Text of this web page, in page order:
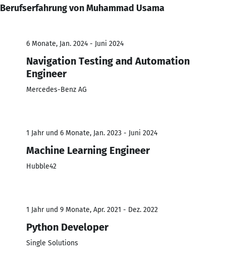
Berufserfahrung von Muhammad Usama
6 Monate, Jan. 2024 - Juni 2024
Navigation Testing and Automation
Engineer
Mercedes-Benz AG
1 Jahr und 6 Monate, Jan. 2023 - Juni 2024
Machine Learning Engineer
Hubble42
1 Jahr und 9 Monate, Apr. 2021 - Dez. 2022
Python Developer
Single Solutions